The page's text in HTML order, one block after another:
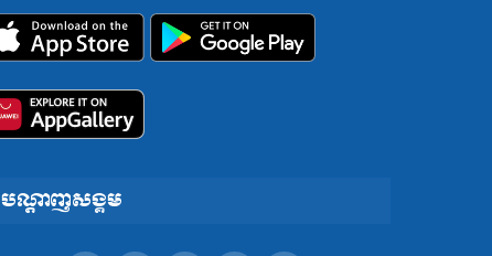
បណ្តាញសង្គម